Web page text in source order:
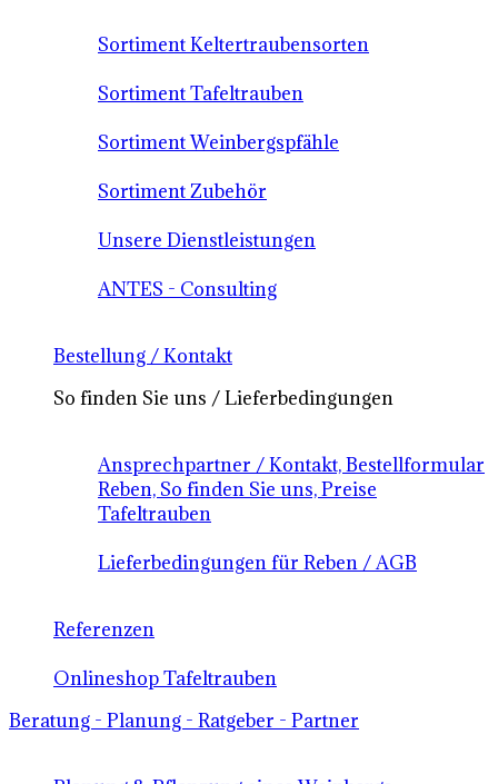
Sortiment Keltertraubensorten
Sortiment Tafeltrauben
Sortiment Weinbergspfähle
Sortiment Zubehör
Unsere Dienstleistungen
ANTES - Consulting
Bestellung / Kontakt
So finden Sie uns / Lieferbedingungen
Ansprechpartner / Kontakt, Bestellformular
Reben, So finden Sie uns, Preise
Tafeltrauben
Lieferbedingungen für Reben / AGB
Referenzen
Onlineshop Tafeltrauben
Beratung - Planung - Ratgeber - Partner